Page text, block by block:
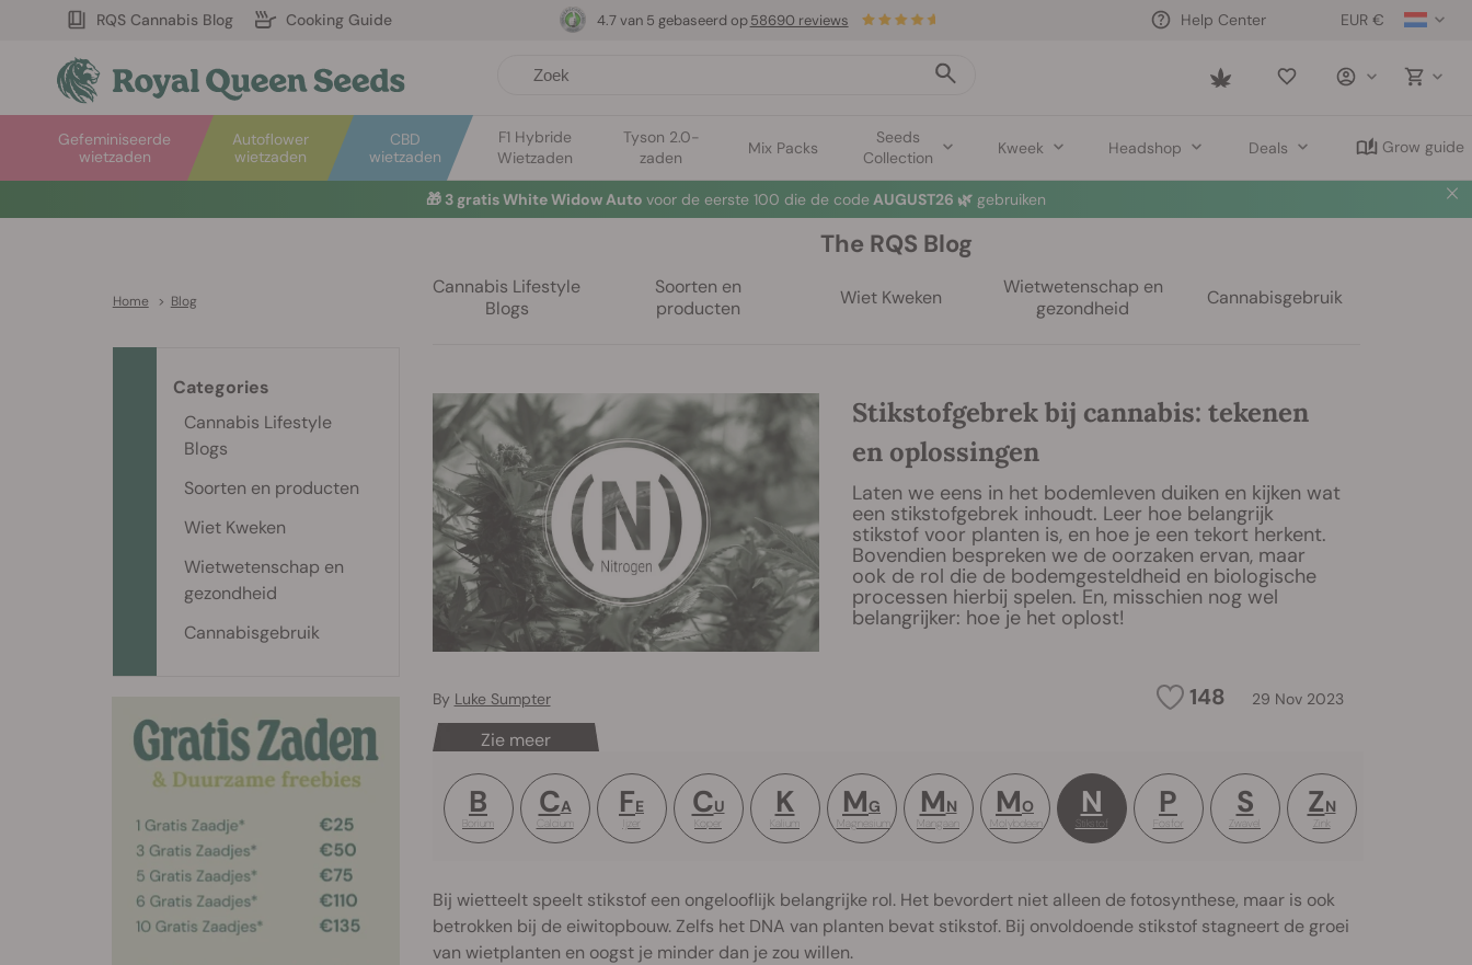
RQS Cannabis Blog Cooking Guide EUR €
Help Center
Saved
Autoflower
wietzaden
Gefeminiseerde
wietzaden
CBD
wietzaden
F1 Hybride
Wietzaden
Tyson 2.0-
zaden
Mix Packs
Seeds
Collection
Kweek Headshop Deals Grow guide
4.7 van 5 gebaseerd op 58690 reviews
🎁 3 gratis White Widow Auto voor de eerste 100 die de code AUGUST26 🌿 gebruiken
Home > Blog
The RQS Blog
Cannabis Lifestyle
Blogs
Soorten en
producten
Wiet Kweken
Wietwetenschap en
gezondheid
Cannabisgebruik
Stikstofgebrek bij cannabis: tekenen
en oplossingen
Laten we eens in het bodemleven duiken en kijken wat
een stikstofgebrek inhoudt. Leer hoe belangrijk
stikstof voor planten is, en hoe je een tekort herkent.
Bovendien bespreken we de oorzaken ervan, maar
ook de rol die de bodemgesteldheid en biologische
processen hierbij spelen. En, misschien nog wel
belangrijker: hoe je het oplost!
148 29 Nov 2023
By Luke Sumpter
Zie meer
B
Borium
CA
Calcium
FE
Ijzer
CU
Koper
K
Kalium
MG
Magnesium
MN
Mangaan
MO
Molybdeen
N
Stikstof
P
Fosfor
S
Zwavel
ZN
Zink
Bij wietteelt speelt stikstof een ongelooflijk belangrijke rol. Het bevordert niet alleen de fotosynthese, maar is ook
betrokken bij de eiwitopbouw. Zelfs het DNA van planten bevat stikstof. Bij onvoldoende stikstof stagneert de groei
van wietplanten en oogst je minder dan je zou willen.
Categories
Cannabis Lifestyle
Blogs
Soorten en producten
Wiet Kweken
Wietwetenschap en
gezondheid
Cannabisgebruik